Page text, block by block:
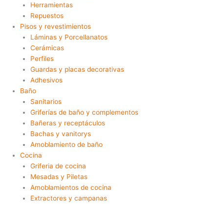
Herramientas
Repuestos
Pisos y revestimientos
Láminas y Porcellanatos
Cerámicas
Perfiles
Guardas y placas decorativas
Adhesivos
Baño
Sanitarios
Griferías de baño y complementos
Bañeras y receptáculos
Bachas y vanitorys
Amoblamiento de baño
Cocina
Griferia de cocina
Mesadas y Piletas
Amoblamientos de cocina
Extractores y campanas